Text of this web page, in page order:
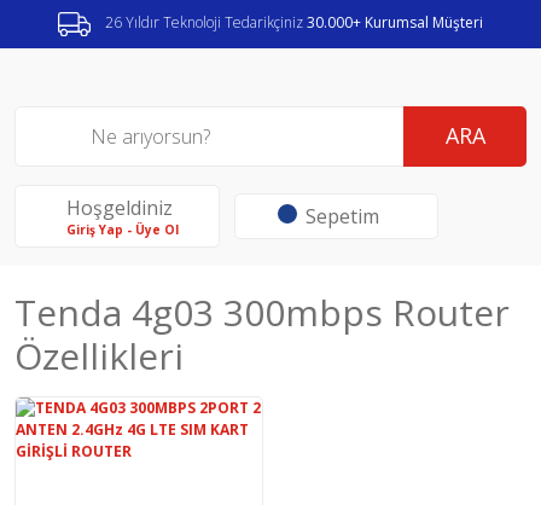
26 Yıldır Teknoloji Tedarikçiniz30.000+ Kurumsal Müşteri
ARA
Hoşgeldiniz
Giriş Yap - Üye Ol Sepetim
Tenda 4g03 300mbps Router
Özellikleri